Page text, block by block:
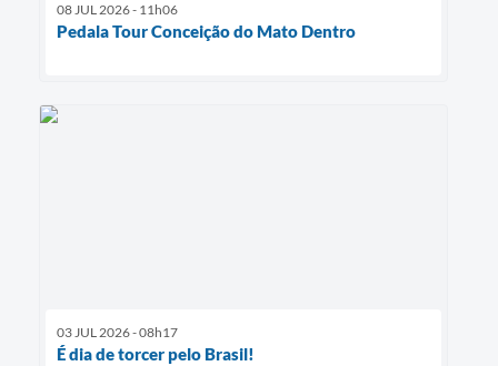
08 JUL 2026 - 11h06
Pedala Tour Conceição do Mato Dentro
03 JUL 2026 - 08h17
É dia de torcer pelo Brasil!